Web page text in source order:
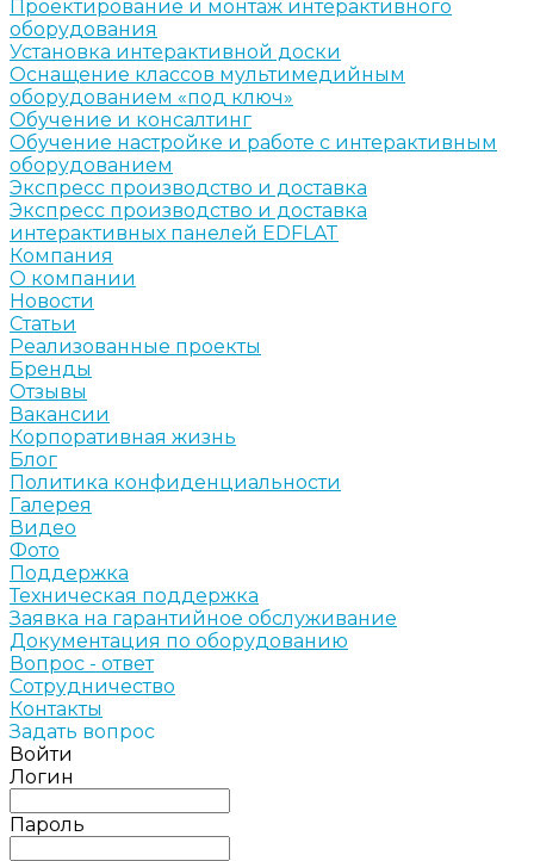
Проектирование и монтаж интерактивного
оборудования
Установка интерактивной доски
Оснащение классов мультимедийным
оборудованием «под ключ»
Обучение и консалтинг
Обучение настройке и работе с интерактивным
оборудованием
Экспресс производство и доставка
Экспресс производство и доставка
интерактивных панелей EDFLAT
Компания
О компании
Новости
Статьи
Реализованные проекты
Бренды
Отзывы
Вакансии
Корпоративная жизнь
Блог
Политика конфиденциальности
Галерея
Видео
Фото
Поддержка
Техническая поддержка
Заявка на гарантийное обслуживание
Документация по оборудованию
Вопрос - ответ
Сотрудничество
Контакты
Задать вопрос
Войти
Логин
Пароль